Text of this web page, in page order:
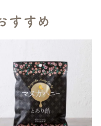
すすめ